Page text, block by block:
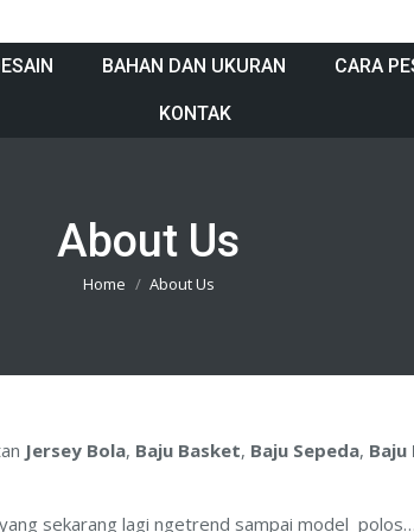
BAHAN DAN UKURAN CARA
KONTAK
About Us
You are here:
Home About Us
Jersey Bola, Baju Basket, Baju Sepeda,
yang sekarang lagi ngetrend sampai model